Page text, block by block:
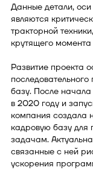
Данные детали,
являются
тракторной
крутящего момента
Развитие проекта
базу. После
в 2020 году и
компания создала
кадровую базу для
задачам.
связанные с ней
ускорения